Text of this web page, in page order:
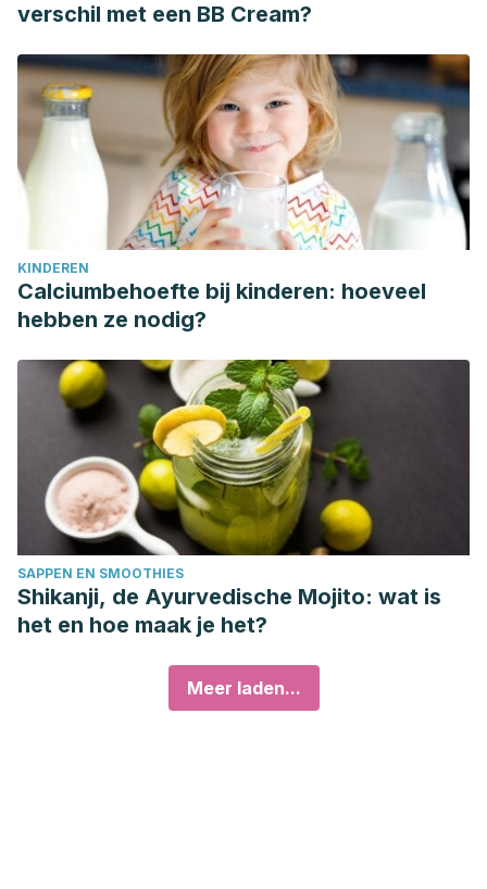
verschil met een BB Cream?
KINDEREN
Calciumbehoefte bij kinderen: hoeveel
hebben ze nodig?
SAPPEN EN SMOOTHIES
Shikanji, de Ayurvedische Mojito: wat is
het en hoe maak je het?
Meer laden...